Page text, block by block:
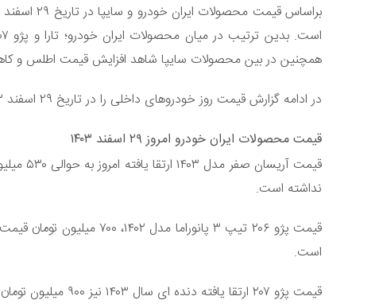
همچنین در بین محصولات سایپا شاهد افزایش قیمت اطلس و
در ادامه گزارش قیمت روز خودروهای داخلی را در تاریخ ۲۹ اسفند ۱۴۰۳ بخوانید:
قیمت محصولات ایران خودرو امروز ۲۹ اسفند ۱۴۰۳
قیمت
نداشته است.
قیمت پژو ۲۰۶ تیپ ۳
است.